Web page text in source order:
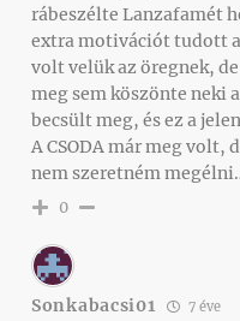
rábeszélte Lanzafamét
extra motivációt tudott
volt velük az öregnek,
meg sem köszönte neki
becsült meg, és ez a
A CSODA már meg volt,
nem szeretném
0
Sonkabacsi01 7 éve